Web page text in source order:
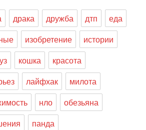
драка дружба дтп
еда
изобретение
истории
кошка
красота
лайфхак
милота
нло
обезьяна
панда